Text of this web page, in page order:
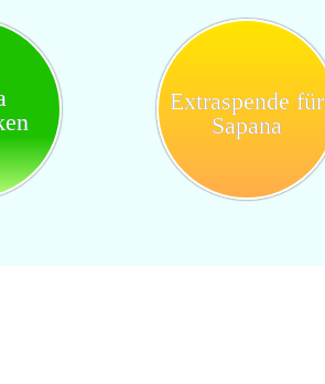
Extraspende für
Sapana